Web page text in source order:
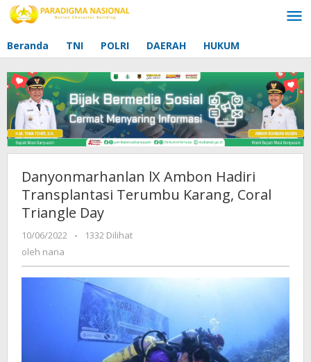
Lewati
ke
Beranda TNI POLRI DAERAH HUKUM
Danyonmarhanlan lX Ambon Hadiri
Transplantasi Terumbu Karang, Coral
Triangle Day
10/06/2022
oleh
-
1332 Dilihat
oleh nana